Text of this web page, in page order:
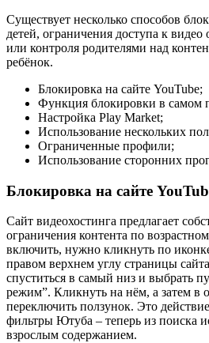
Существует несколько способов
детей, ограничения доступа к видео
или контроля родителями над
ребёнок.
Блокировка на сайте YouTube;
Функция блокировки в самом
Настройка Play Market;
Использование нескольких
Ограниченные профили;
Использование сторонних
Блокировка на сайте
Сайт видеохостинга предлагает
ограничения контента по
включить, нужно кликнуть по
правом верхнем углу страницы
спуститься в самый низ и выбрать
режим”. Кликнуть на нём, а затем в
переключить ползунок. Это
фильтры Ютуба – теперь из поиска
взрослым содержанием.